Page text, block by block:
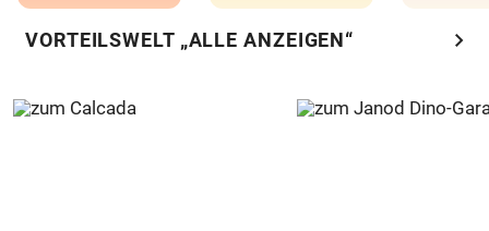
VORTEILSWELT „ALLE ANZEIGEN“ chevron_right